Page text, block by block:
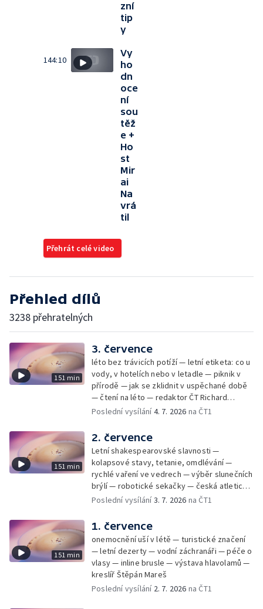
zní
tip
y
144:10
Vy
ho
dn
oce
ní
sou
těž
e +
Ho
st
Mir
ai
Na
vrá
til
Přehrát celé video
Přehled dílů
3238 přehratelných
151 min
3. července
léto bez trávicích potíží — letní etiketa: co u
vody, v hotelích nebo v letadle — piknik v
přírodě — jak se zklidnit v uspěchané době
— čtení na léto — redaktor ČT Richard
Samko
Poslední vysílání4. 7. 2026 na ČT1
151 min
2. července
Letní shakespearovské slavnosti —
kolapsové stavy, tetanie, omdlévání —
rychlé vaření ve vedrech — výběr slunečních
brýlí — robotické sekačky — česká atletická
rekordmanka — psí seriál: výmarský
Poslední vysílání3. 7. 2026 na ČT1
151 min
1. července
onemocnění uší v létě — turistické značení
— letní dezerty — vodní záchranáři — péče o
vlasy — inline brusle — výstava hlavolamů —
kreslíř Štěpán Mareš
Poslední vysílání 2. 7. 2026 na ČT1